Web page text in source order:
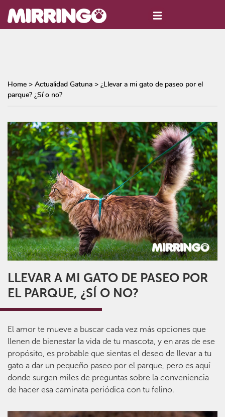
Home > Actualidad Gatuna > ¿Llevar a mi gato de paseo por el
parque? ¿Sí o no?
LLEVAR A MI GATO DE PASEO POR
EL PARQUE, ¿SÍ O NO?
El amor te mueve a buscar cada vez más opciones que
llenen de bienestar la vida de tu mascota, y en aras de ese
propósito, es probable que sientas el deseo de llevar a tu
gato a dar un pequeño paseo por el parque, pero es aquí
donde surgen miles de preguntas sobre la conveniencia
de hacer esa caminata periódica con tu felino.